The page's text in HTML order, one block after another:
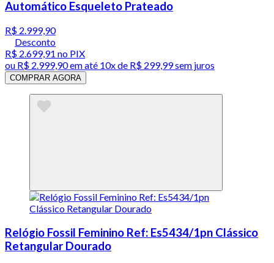
Automático Esqueleto Prateado
R$ 2.999,90
Desconto
R$ 2.699,91 no PIX
ou R$ 2.999,90em até 10x de R$ 299,99 sem juros
COMPRAR AGORA
Relógio Fossil Feminino Ref: Es5434/1pn Clássico
Retangular Dourado